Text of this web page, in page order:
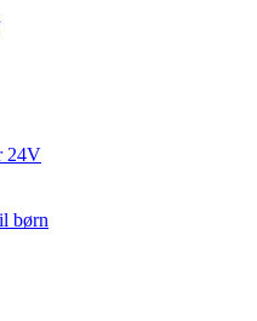
24V
børn